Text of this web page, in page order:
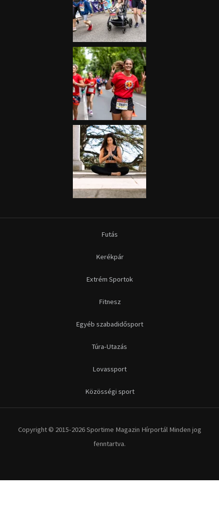
Futás
Kerékpár
Extrém Sportok
Fitnesz
Egyéb szabadidősport
Túra-Utazás
Lovassport
Közösségi sport
Copyright © 2015-2026 Sportime Magazin Hírportál Minden jog
fenntartva.